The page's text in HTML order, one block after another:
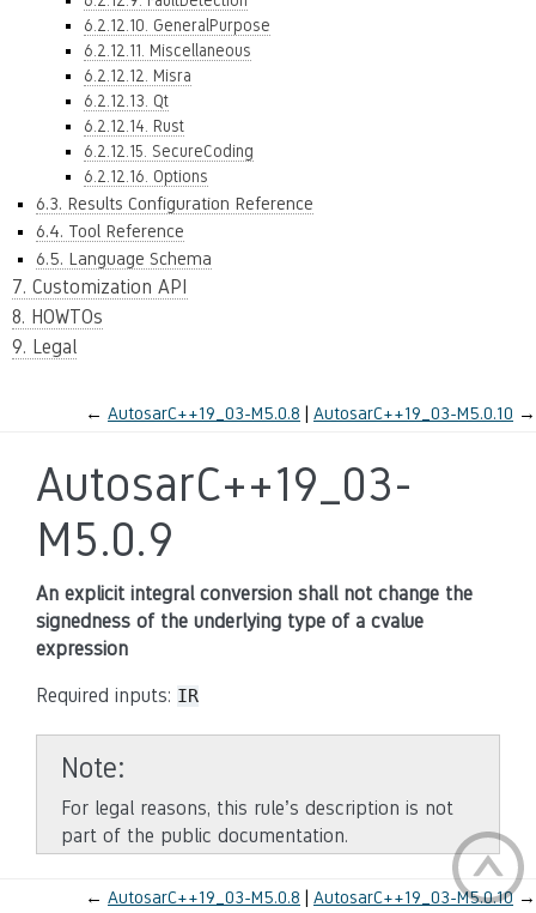
6.2.12.10. GeneralPurpose
6.2.12.11. Miscellaneous
6.2.12.12. Misra
6.2.12.13. Qt
6.2.12.14. Rust
6.2.12.15. SecureCoding
6.2.12.16. Options
6.3. Results Configuration Reference
6.4. Tool Reference
6.5. Language Schema
7. Customization API
8. HOWTOs
9. Legal
← AutosarC++19_03-M5.0.8 AutosarC++19_03-M5.0.10 →
AutosarC++19_03-
M5.0.9
An explicit integral conversion shall not change the
signedness of the underlying type of a cvalue
expression
Required inputs: IR
Note
For legal reasons, this rule’s description is not
part of the public documentation.
← AutosarC++19_03-M5.0.8 AutosarC++19_03-M5.0.10→